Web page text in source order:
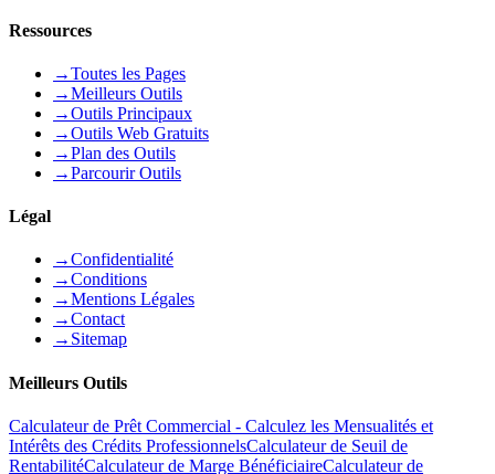
Ressources
→Toutes les Pages
→Meilleurs Outils
→Outils Principaux
→Outils Web Gratuits
→Plan des Outils
→Parcourir Outils
Légal
→Confidentialité
→Conditions
→Mentions Légales
→Contact
→ Sitemap
Meilleurs Outils
Calculateur de Prêt Commercial - Calculez les Mensualités et
Intérêts des Crédits ProfessionnelsCalculateur de Seuil de
RentabilitéCalculateur de Marge BénéficiaireCalculateur de